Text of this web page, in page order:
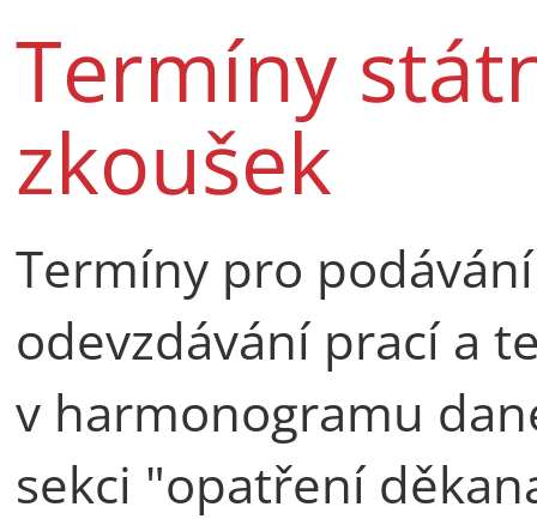
Termíny
zkoušek
Termíny pro
odevzdávání prací a
v harmonogramu
sekci "opatření